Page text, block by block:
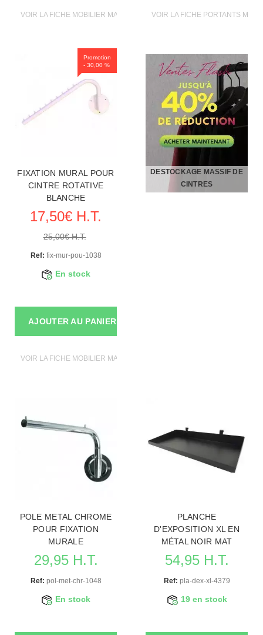
VOIR LA FICHE MOBILIER MAGASIN VOIR LA FICHE PORTANTS
Promotion
- 30,00 %
FIXATION MURAL POUR
CINTRE ROTATIVE
BLANCHE
17,50€ H.T.
25,00€ H.T.
Ref: fix-mur-pou-1038
En stock
AJOUTER AU PANIER
VOIR LA FICHE MOBILIER MAGASIN
DESTOCKAGE MASSIF DE
CINTRES
POLE METAL CHROME
POUR FIXATION
MURALE
29,95 H.T.
Ref: pol-met-chr-1048
En stock
PLANCHE
D'EXPOSITION XL EN
MÉTAL NOIR MAT
54,95 H.T.
Ref: pla-dex-xl-4379
19 en stock